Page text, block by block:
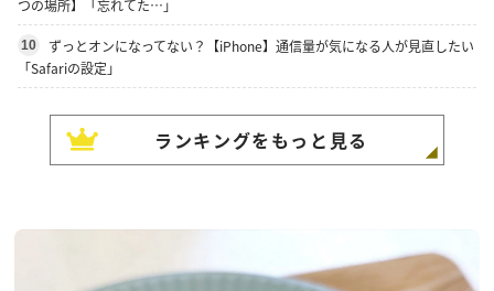
つの場所】「忘れてた…」
10
ずっとオンになってない？【iPhone】通信量が気になる人が見直したい
「Safariの設定」
ランキングをもっと見る